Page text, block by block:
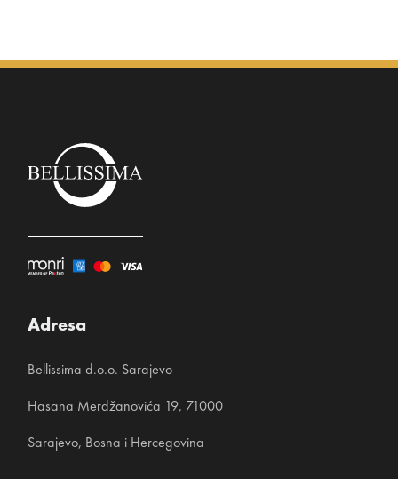
Adresa
Bellissima d.o.o. Sarajevo
Hasana Merdžanovića 19, 71000
Sarajevo, Bosna i Hercegovina